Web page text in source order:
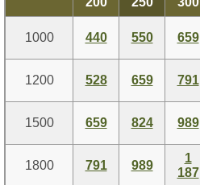
1000 440 550 659
1200 528 659 791
1500 659 824 989
1800 791 989
1
187